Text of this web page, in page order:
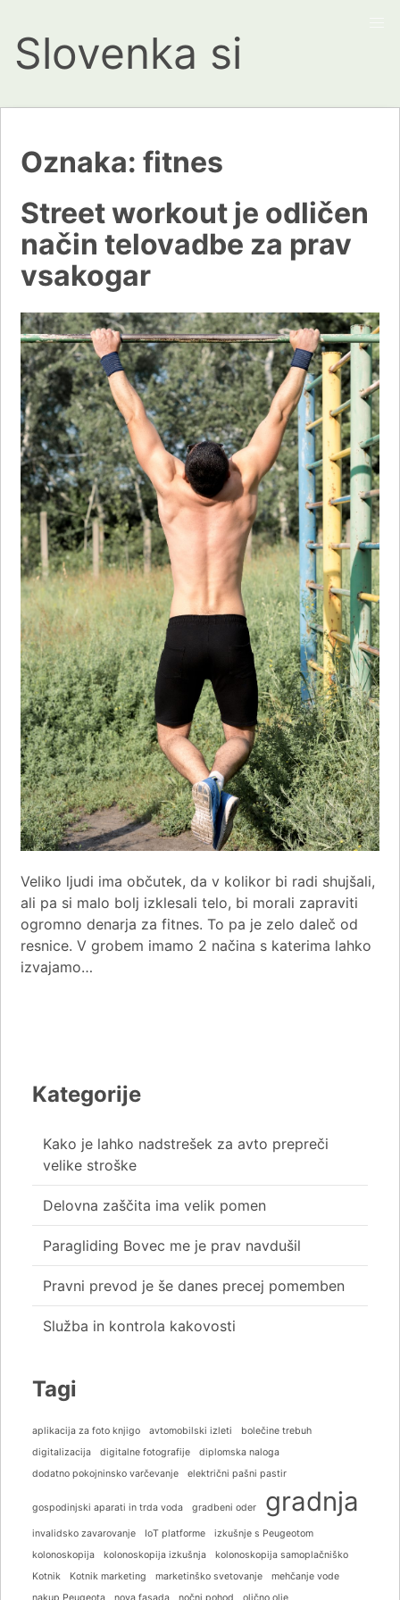
Slovenka si
Oznaka: fitnes
Street workout je odličen
način telovadbe za prav
vsakogar
Veliko ljudi ima občutek, da v kolikor bi radi shujšali,
ali pa si malo bolj izklesali telo, bi morali zapraviti
ogromno denarja za fitnes. To pa je zelo daleč od
resnice. V grobem imamo 2 načina s katerima lahko
izvajamo…
Kategorije
Kako je lahko nadstrešek za avto prepreči
velike stroške
Delovna zaščita ima velik pomen
Paragliding Bovec me je prav navdušil
Pravni prevod je še danes precej pomemben
Služba in kontrola kakovosti
Tagi
aplikacija za foto knjigo avtomobilski izleti
bolečine trebuh
digitalizacija
digitalne fotografije
diplomska naloga
dodatno pokojninsko varčevanje
električni pašni pastir
gospodinjski aparati in trda voda gradbeni oder gradnja
invalidsko zavarovanje IoT platforme
izkušnje s Peugeotom
kolonoskopija
kolonoskopija izkušnja
kolonoskopija samoplačniško
Kotnik
Kotnik marketing marketinško svetovanje
mehčanje vode